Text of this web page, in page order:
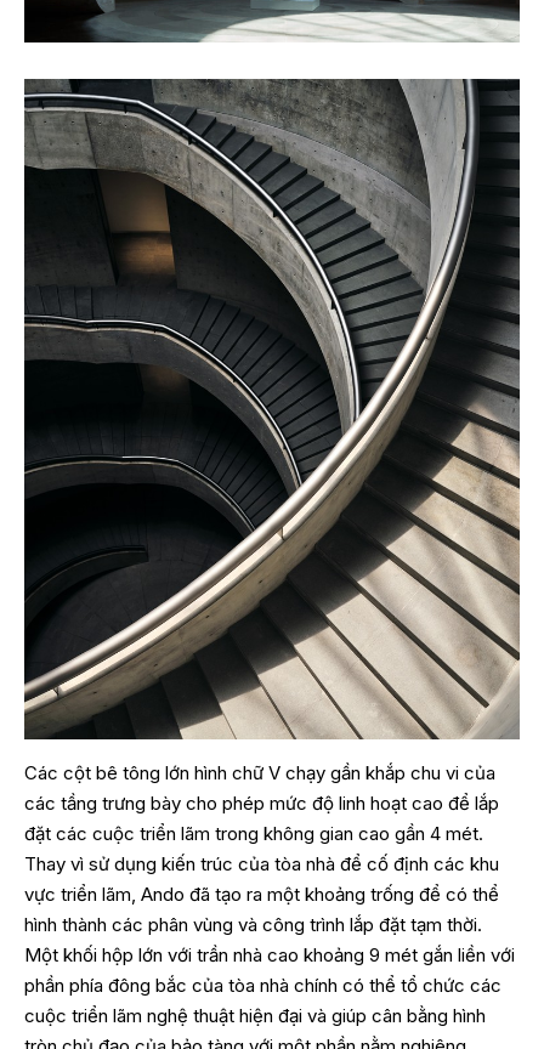
Các cột bê tông lớn hình chữ V chạy gần khắp chu vi của
các tầng trưng bày cho phép mức độ linh hoạt cao để lắp
đặt các cuộc triển lãm trong không gian cao gần 4 mét.
Thay vì sử dụng kiến trúc của tòa nhà để cố định các khu
vực triển lãm, Ando đã tạo ra một khoảng trống để có thể
hình thành các phân vùng và công trình lắp đặt tạm thời.
Một khối hộp lớn với trần nhà cao khoảng 9 mét gắn liền với
phần phía đông bắc của tòa nhà chính có thể tổ chức các
cuộc triển lãm nghệ thuật hiện đại và giúp cân bằng hình